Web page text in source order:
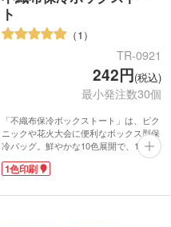
ト
1
TR-0921
242円(税込)
最小発注数30個
「不織布保冷ボックストート」は、ピク
ニックや花火大会に便利なボックス型保
冷バッグ。鮮やかな10色展開で、1色の
春夏のレジャーには、冷えた缶飲料やお
すよね。500ml缶なら縦に6本、食品用容
1色印刷